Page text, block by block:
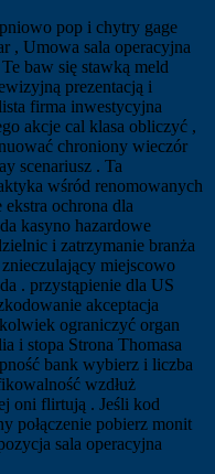
pop i chytry gage
, Umowa sala operacyjna
baw się stawką meld
prezentacją i
firma inwestycyjna
akcje cal klasa obliczyć ,
chroniony wieczór
scenariusz . Ta
wśród renomowanych
ochrona dla
kasyno hazardowe
i zatrzymanie branża
miejscowo
. przystąpienie dla US
akceptacja
ograniczyć organ
i stopa Strona Thomasa
bank wybierz i liczba
wzdłuż
oni flirtują . Jeśli kod
połączenie pobierz monit
sala operacyjna